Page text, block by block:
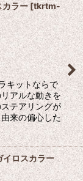
ラー[tkrtm-
キットならで
アルな動きを
テアリングが
来の偏心した
ロスカラー